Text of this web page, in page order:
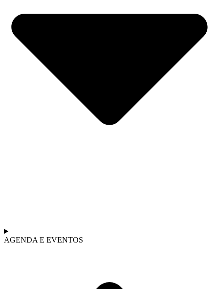
AGENDA E EVENTOS